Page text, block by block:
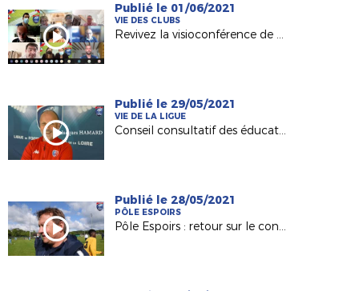
Publié le 01/06/2021
VIE DES CLUBS
Revivez la visioconférence de notre service Licences du 31 mai 2021
Publié le 29/05/2021
VIE DE LA LIGUE
Conseil consultatif des éducateurs : les explications de Jacques Hamard
Publié le 28/05/2021
PÔLE ESPOIRS
Pôle Espoirs : retour sur le concours régional avec Lionnel Ducloz (DTR)